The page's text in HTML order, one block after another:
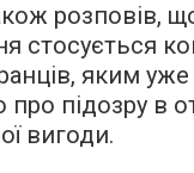
розповів,
стосується
яким уже
підозру в
вигоди.